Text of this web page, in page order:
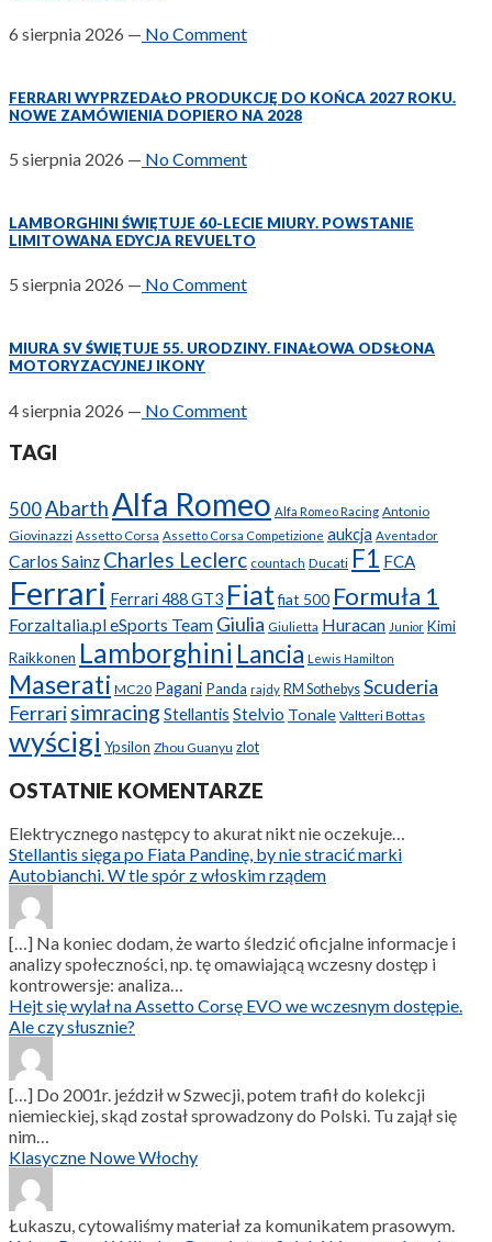
6 sierpnia 2026 — No Comment
FERRARI WYPRZEDAŁO PRODUKCJĘ DO KOŃCA 2027 ROKU.
NOWE ZAMÓWIENIA DOPIERO NA 2028
5 sierpnia 2026 — No Comment
LAMBORGHINI ŚWIĘTUJE 60-LECIE MIURY. POWSTANIE
LIMITOWANA EDYCJA REVUELTO
5 sierpnia 2026 — No Comment
MIURA SV ŚWIĘTUJE 55. URODZINY. FINAŁOWA ODSŁONA
MOTORYZACYJNEJ IKONY
4 sierpnia 2026 — No Comment
TAGI
500AbarthAlfa Romeo Alfa Romeo Racing Antonio
Giovinazzi Assetto Corsa Assetto Corsa Competizione aukcja Aventador
Carlos Sainz Charles Leclerc countach Ducati F1 FCA
Ferrari Ferrari 488 GT3 Fiatfiat 500 Formuła 1
ForzaItalia.pl eSports Team Giulia Giulietta Huracan Junior Kimi
Raikkonen Lamborghini Lancia Lewis Hamilton
Maserati MC20 Pagani Panda rajdy RM Sothebys Scuderia
Ferrarisimracing Stellantis Stelvio Tonale Valtteri Bottas
wyścigi Ypsilon Zhou Guanyu zlot
OSTATNIE KOMENTARZE
Elektrycznego następcy to akurat nikt nie oczekuje…
Stellantis sięga po Fiata Pandinę, by nie stracić marki
Autobianchi. W tle spór z włoskim rządem
[…] Na koniec dodam, że warto śledzić oficjalne informacje i
analizy społeczności, np. tę omawiającą wczesny dostęp i
kontrowersje: analiza…
Hejt się wylał na Assetto Corsę EVO we wczesnym dostępie.
Ale czy słusznie?
[…] Do 2001r. jeździł w Szwecji, potem trafił do kolekcji
niemieckiej, skąd został sprowadzony do Polski. Tu zajął się
nim…
Klasyczne Nowe Włochy
Łukaszu, cytowaliśmy materiał za komunikatem prasowym.